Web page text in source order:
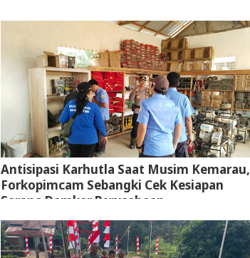
Antisipasi Karhutla Saat Musim Kemarau,
Forkopimcam Sebangki Cek Kesiapan
Sarana Damkar Perusahaan